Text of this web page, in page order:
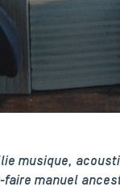
musique,
faire manuel